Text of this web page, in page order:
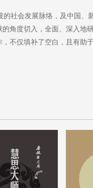
社会发展脉络，及中国
角度切入，全面、深入地
不仅填补了空白，且有助